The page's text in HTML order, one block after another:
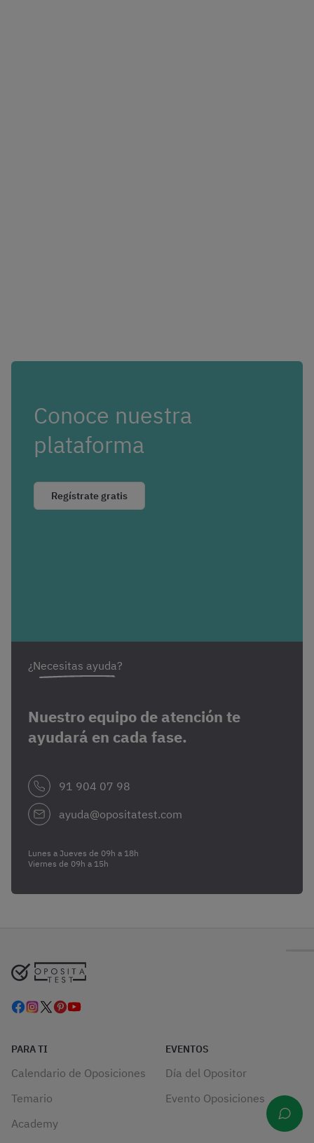
Conoce nuestra
plataforma
Regístrate gratis
¿Necesitas ayuda?
Nuestro equipo de atención te
ayudará en cada fase.
91 904 07 98
ayuda@opositatest.com
Lunes a Jueves de 09h a 18h
Viernes de 09h a 15h